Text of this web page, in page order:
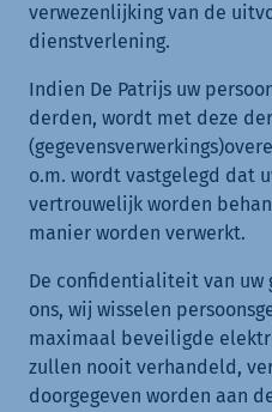
verwezenlijking van de
dienstverlening.
Indien De Patrijs uw
derden, wordt met deze
o.m. wordt vastgelegd dat
vertrouwelijk worden
manier worden verwerkt.
De confidentialiteit van uw
ons, wij wisselen
maximaal beveiligde
zullen nooit verhandeld,
doorgegeven worden aan